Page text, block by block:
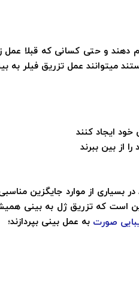
و حتی کسانی که قبلا عمل
میتوانند عمل تزریق فیلر به
ایجاد کنند
از بین ببرند
از موارد جایگزین
است که تزریق ژل به بینی
صورت به عمل بینی بپردازند؛